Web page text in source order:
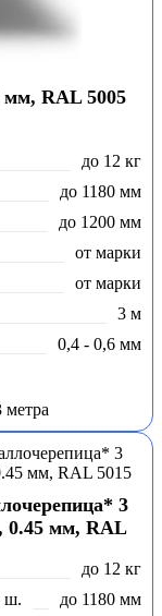
мм, RAL 5005
до 12 кг
до 1180 мм
до 1200 мм
от марки
от марки
3 м
0,4 - 0,6 мм
3
0.45 мм, RAL
до 12 кг
ш.
до 1180 мм